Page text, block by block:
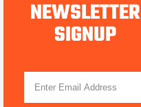
NEWSLETTER
SIGNUP